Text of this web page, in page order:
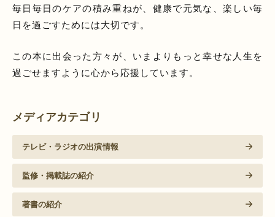
毎日毎日のケアの積み重ねが、健康で元気な、楽しい毎
日を過ごすためには大切です。
この本に出会った方々が、いまよりもっと幸せな人生を
過ごせますように心から応援しています。
メディアカテゴリ
テレビ・ラジオの出演情報
監修・掲載誌の紹介
著書の紹介